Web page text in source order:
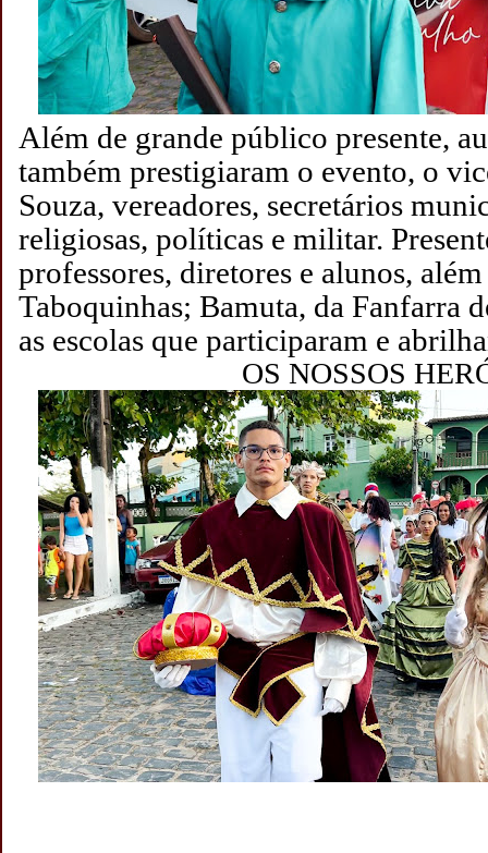
Além de grande público presente,
também prestigiaram o evento, o
Souza, vereadores, secretários
religiosas, políticas e militar.
professores, diretores e alunos,
Taboquinhas; Bamuta, da Fanfarra
as escolas que participaram e
OS NOSSOS